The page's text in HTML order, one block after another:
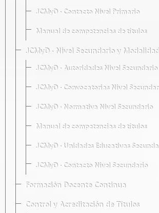
JCMyD · Contacto Nivel Primario
Manual de competencias de títulos
JCMyD · Nivel Secundario y
JCMyD · Autoridades Nivel Secundario
JCMyD · Convocatorias Nivel
JCMyD · Normativa Nivel Secundario
Manual de competencias de títulos
JCMyD · Unidades Educativas
JCMyD · Contacto Nivel Secundario
Formación Docente Continua
Control y Acreditación de Títulos